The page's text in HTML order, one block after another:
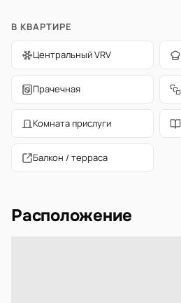
В КВАРТИРЕ
Центральный VRV
Прачечная
Комната прислуги
Балкон / терраса
Расположение